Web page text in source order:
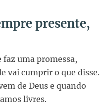
presente,
faz uma promessa,
vai cumprir o que disse.
de Deus e quando
livres.